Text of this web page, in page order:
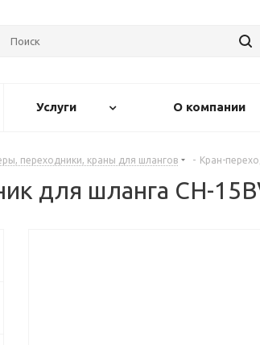
Услуги О компании
переходники, краны для шлангов - Кран-
для шланга CH-